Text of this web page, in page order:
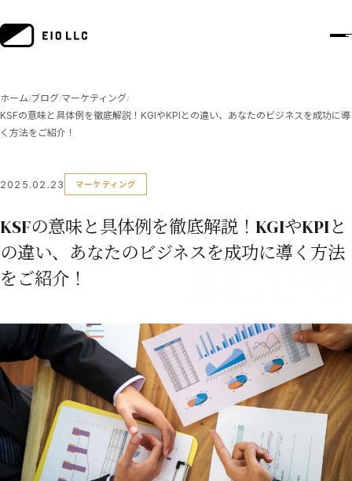
ホーム/ブログ/マーケティング/
KSFの意味と具体例を徹底解説！KGIやKPIとの違い、あなたのビジネスを成功に導
く方法をご紹介！
2025.02.23 マーケティング
KSFの意味と具体例を徹底解説！KGIやKPIと
の違い、あなたのビジネスを成功に導く方法
をご紹介！